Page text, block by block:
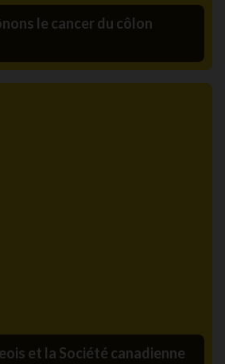
le cancer du côlon
presse
et la Société canadienne